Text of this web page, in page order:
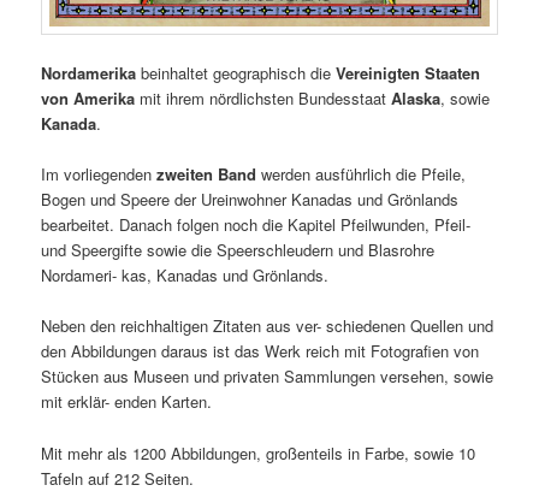
Nordamerikabeinhaltet geographisch dieVereinigten Staaten
von Amerika mit ihrem nördlichsten BundesstaatAlaska, sowie
Kanada.
Im vorliegendenzweiten Bandwerden ausführlich die Pfeile,
Bogen und Speere der Ureinwohner Kanadas und Grönlands
bearbeitet. Danach folgen noch die Kapitel Pfeilwunden, Pfeil-
und Speergifte sowie die Speerschleudern und Blasrohre
Nordameri- kas, Kanadas und Grönlands.
Neben den reichhaltigen Zitaten aus ver- schiedenen Quellen und
den Abbildungen daraus ist das Werk reich mit Fotografien von
Stücken aus Museen und privaten Sammlungen versehen, sowie
mit erklär- enden Karten.
Mit mehr als 1200 Abbildungen, großenteils in Farbe, sowie 10
Tafeln auf 212 Seiten.